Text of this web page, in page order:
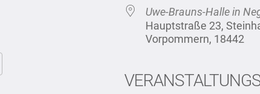
iCalendar
Uwe-Brauns-Halle in
Hauptstraße 23,
Vorpommern, 18442